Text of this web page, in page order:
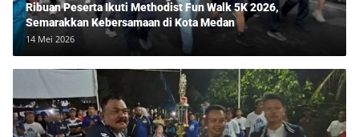
Ribuan Peserta Ikuti Methodist Fun Walk 5K 2026,
Semarakkan Kebersamaan di Kota Medan
14 Mei 2026